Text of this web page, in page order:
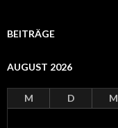
BEITRÄGE
AUGUST 2026
M D M